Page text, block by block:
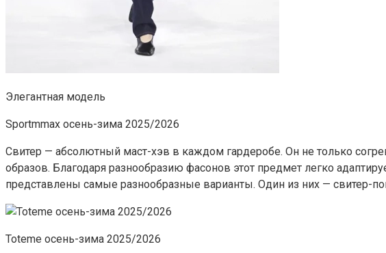
Элегантная модель
Sportmmax осень-зима 2025/2026
Свитер — абсолютный маст-хэв в каждом гардеробе. Он не только
образов. Благодаря разнообразию фасонов этот предмет легко
представлены самые разнообразные варианты. Один из них — свитер-
Toteme осень-зима 2025/2026